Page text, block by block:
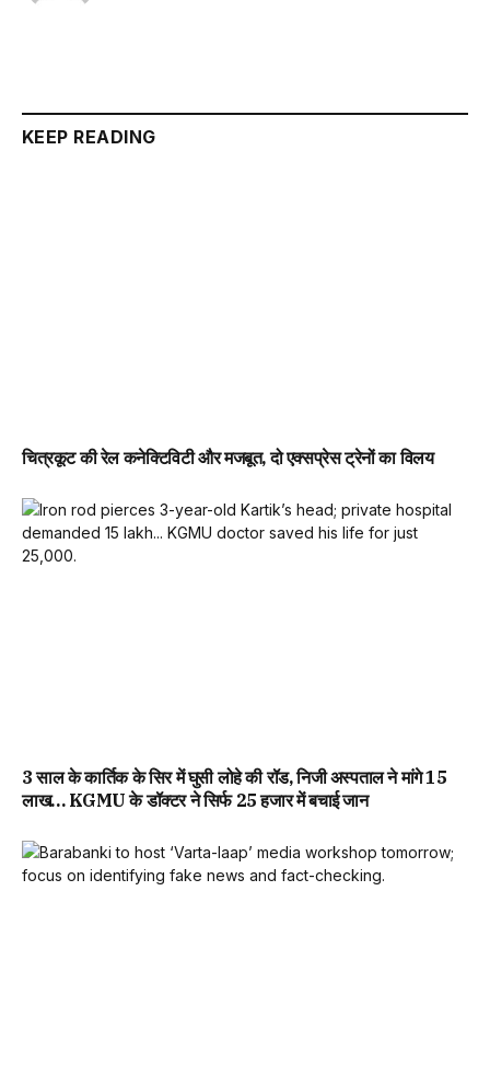
KEEP READING
चित्रकूट की रेल कनेक्टिविटी और मजबूत, दो एक्सप्रेस ट्रेनों का विलय
3 साल के कार्तिक के सिर में घुसी लोहे की रॉड, निजी अस्पताल ने मांगे 15
लाख… KGMU के डॉक्टर ने सिर्फ 25 हजार में बचाई जान